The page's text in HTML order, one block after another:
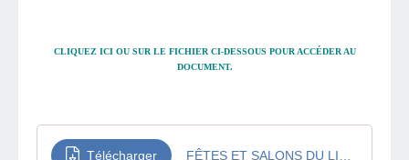
CLIQUEZ ICIOU SUR LE FICHIER CI-DESSOUS POUR ACCÉDER AU
DOCUMENT.
Télécharger